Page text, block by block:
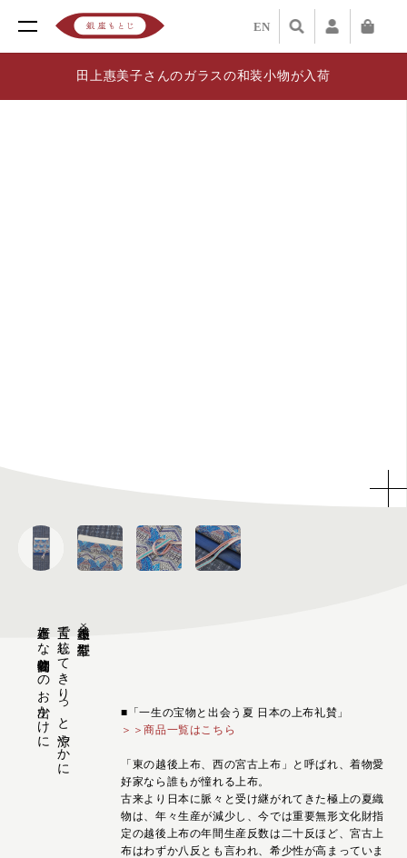
EN
田上惠美子さんのガラスの和装小物が入荷
越後上布×紅型帯
青で統一してきりっと涼やかに
上布好きな着物仲間とのお出かけに ■「一生の宝物と出会う夏 日本の上布礼賛」
＞＞商品一覧はこちら
「東の越後上布、西の宮古上布」と呼ばれ、着物愛
好家なら誰もが憧れる上布。
古来より日本に脈々と受け継がれてきた極上の夏織
物は、年々生産が減少し、今では重要無形文化財指
定の越後上布の年間生産反数は二十反ほど、宮古上
布はわずか八反とも言われ、希少性が高まっていま